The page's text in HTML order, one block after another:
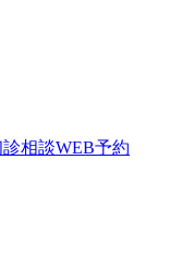
診相談WEB予約